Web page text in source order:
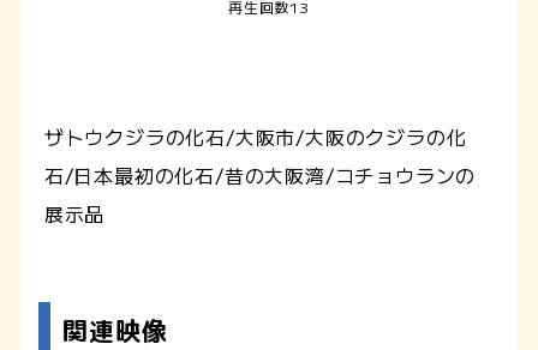
再生回数13
ザトウクジラの化石/大阪市/大阪のクジラの化
石/日本最初の化石/昔の大阪湾/コチョウランの
展示品
関連映像